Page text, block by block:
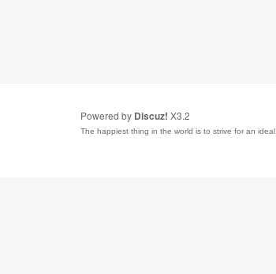
Powered by Discuz! X3.2
The happiest thing in the world is to strive for an ideal.